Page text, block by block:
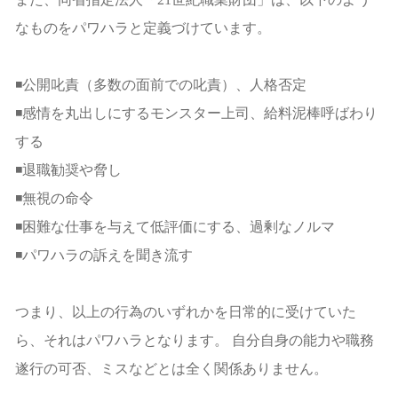
なものをパワハラと定義づけています。
◾公開叱責（多数の面前での叱責）、人格否定
◾感情を丸出しにするモンスター上司、給料泥棒呼ばわり
する
◾退職勧奨や脅し
◾無視の命令
◾困難な仕事を与えて低評価にする、過剰なノルマ
◾パワハラの訴えを聞き流す
つまり、以上の行為のいずれかを日常的に受けていた
ら、それはパワハラとなります。 自分自身の能力や職務
遂行の可否、ミスなどとは全く関係ありません。